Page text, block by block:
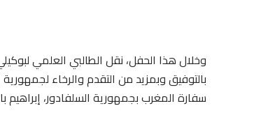
وخلال هذا الحفل، نقل الطالبي العلمي
بالتوفيق وبمزيد من التقدم والرخاء
سفارة المغرب بجمهورية السلفادور، إبراهيم